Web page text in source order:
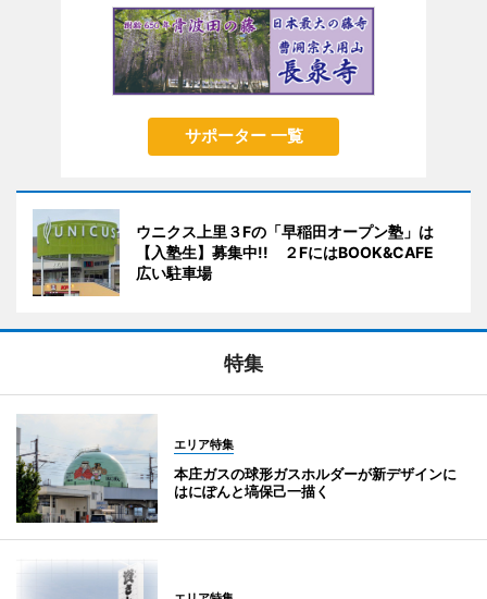
サポーター 一覧
ウニクス上里３Fの「早稲田オープン塾」は
【入塾生】募集中!! ２FにはBOOK&CAFE
広い駐車場
特集
エリア特集
本庄ガスの球形ガスホルダーが新デザインに
はにぽんと塙保己一描く